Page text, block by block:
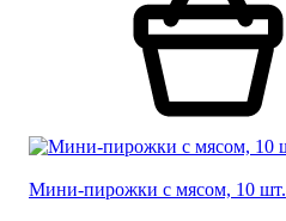
Мини-пирожки с мясом, 10 шт.